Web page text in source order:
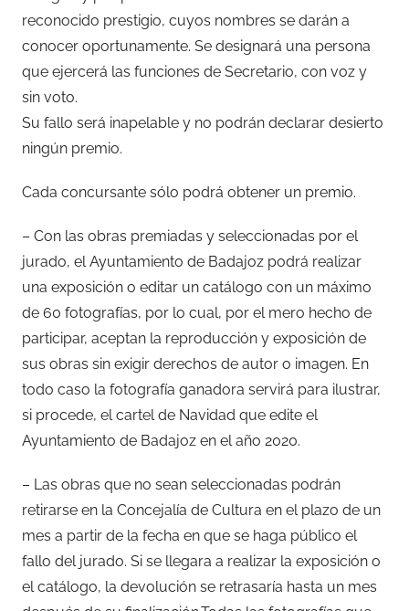
reconocido prestigio, cuyos nombres se darán a
conocer oportunamente. Se designará una persona
que ejercerá las funciones de Secretario, con voz y
sin voto.
Su fallo será inapelable y no podrán declarar desierto
ningún premio.
Cada concursante sólo podrá obtener un premio.
– Con las obras premiadas y seleccionadas por el
jurado, el Ayuntamiento de Badajoz podrá realizar
una exposición o editar un catálogo con un máximo
de 60 fotografías, por lo cual, por el mero hecho de
participar, aceptan la reproducción y exposición de
sus obras sin exigir derechos de autor o imagen. En
todo caso la fotografía ganadora servirá para ilustrar,
si procede, el cartel de Navidad que edite el
Ayuntamiento de Badajoz en el año 2020.
– Las obras que no sean seleccionadas podrán
retirarse en la Concejalía de Cultura en el plazo de un
mes a partir de la fecha en que se haga público el
fallo del jurado. Si se llegara a realizar la exposición o
el catálogo, la devolución se retrasaría hasta un mes